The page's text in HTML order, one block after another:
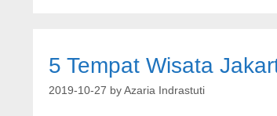
5 Tempat Wisata
2019-10-27 by Azaria Indrastuti